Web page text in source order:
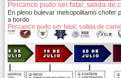
Percance pudo ser fatal; salida de
En pleno bulevar metropolitamo chofer
a bordo
Percance pudo ser fatal; salida de